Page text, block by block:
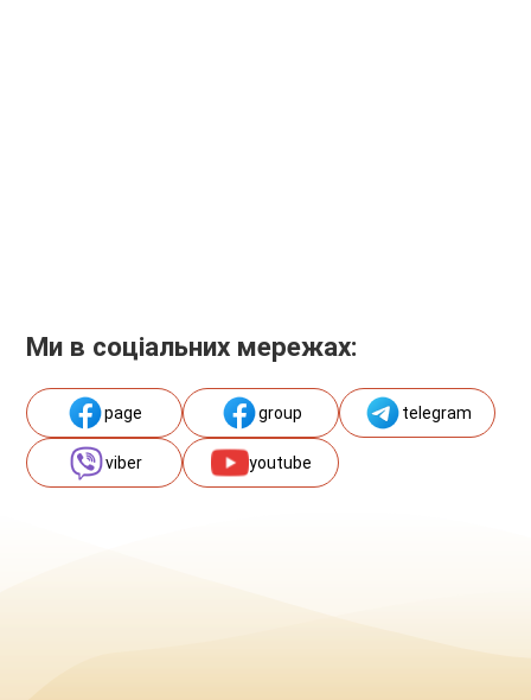
Ми в соціальних мережах:
page group telegram
viber youtube